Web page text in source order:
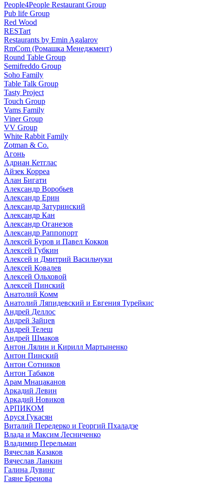
People4People Restaurant Group
Pub life Group
Red Wood
RESTart
Restaurants by Emin Agalarov
RmCom (Ромашка Менеджмент)
Round Table Group
Semifreddo Group
Soho Family
Table Talk Group
Tasty Project
Touch Group
Vams Family
Viner Group
VV Group
White Rabbit Family
Zotman & Co.
Агонь
Адриан Кетглас
Айзек Корреа
Алан Бигати
Александр Воробьев
Александр Ерин
Александр Затуринский
Александр Кан
Александр Оганезов
Александр Раппопорт
Алексей Буров и Павел Кокков
Алексей Губкин
Алексей и Дмитрий Васильчуки
Алексей Ковалев
Алексей Ольховой
Алексей Пинский
Анатолий Комм
Анатолий Ляпидевский и Евгения Турейкис
Андрей Деллос
Андрей Зайцев
Андрей Телеш
Андрей Шмаков
Антон Лялин и Кирилл Мартыненко
Антон Пинский
Антон Сотников
Антон Табаков
Арам Мнацаканов
Аркадий Левин
Аркадий Новиков
АРПИКОМ
Аруся Гукасян
Виталий Передерко и Георгий Пхаладзе
Влада и Максим Лесниченко
Владимир Перельман
Вячеслав Казаков
Вячеслав Ланкин
Галина Дувинг
Гаяне Бреиова